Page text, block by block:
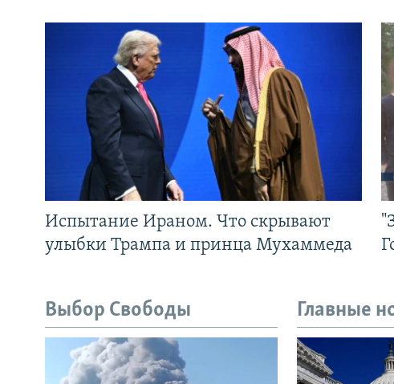
Испытание Ираном. Что скрывают
улыбки Трампа и принца Мухаммеда
Выбор Свободы Главные